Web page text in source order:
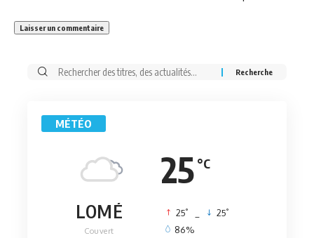
Rechercher:
MÉTÉO
25 °C
LOMÉ
Couvert
25° 25°
86%